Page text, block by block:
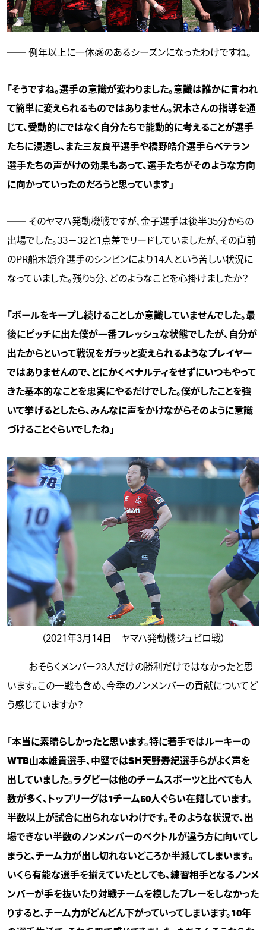
── 例年以上に一体感のあるシーズンになったわけですね。
「そうですね。選手の意識が変わりました。意識は誰かに言われ
て簡単に変えられるものではありません。沢木さんの指導を通
じて、受動的にではなく自分たちで能動的に考えることが選手
たちに浸透し、また三友良平選手や橋野皓介選手らベテラン
選手たちの声がけの効果もあって、選手たちがそのような方向
に向かっていったのだろうと思っています」
── そのヤマハ発動機戦ですが、金子選手は後半35分からの
出場でした。33－32と1点差でリードしていましたが、その直前
のPR船木頌介選手のシンビンにより14人という苦しい状況に
なっていました。残り5分、どのようなことを心掛けましたか？
「ボールをキープし続けることしか意識していませんでした。最
後にピッチに出た僕が一番フレッシュな状態でしたが、自分が
出たからといって戦況をガラッと変えられるようなプレイヤー
ではありませんので、とにかくペナルティをせずにいつもやって
きた基本的なことを忠実にやるだけでした。僕がしたことを強
いて挙げるとしたら、みんなに声をかけながらそのように意識
づけることぐらいでしたね」
（2021年3月14日 ヤマハ発動機ジュビロ戦）
── おそらくメンバー23人だけの勝利だけではなかったと思
います。この一戦も含め、今季のノンメンバーの貢献についてど
う感じていますか？
「本当に素晴らしかったと思います。特に若手ではルーキーの
WTB山本雄貴選手、中堅ではSH天野寿紀選手らがよく声を
出していました。ラグビーは他のチームスポーツと比べても人
数が多く、トップリーグは1チーム50人ぐらい在籍しています。
半数以上が試合に出られないわけです。そのような状況で、出
場できない半数のノンメンバーのベクトルが違う方に向いてし
まうと、チーム力が出し切れないどころか半減してしまいます。
いくら有能な選手を揃えていたとしても、練習相手となるノンメ
ンバーが手を抜いたり対戦チームを模したプレーをしなかった
りすると、チーム力がどんどん下がっていってしまいます。10年